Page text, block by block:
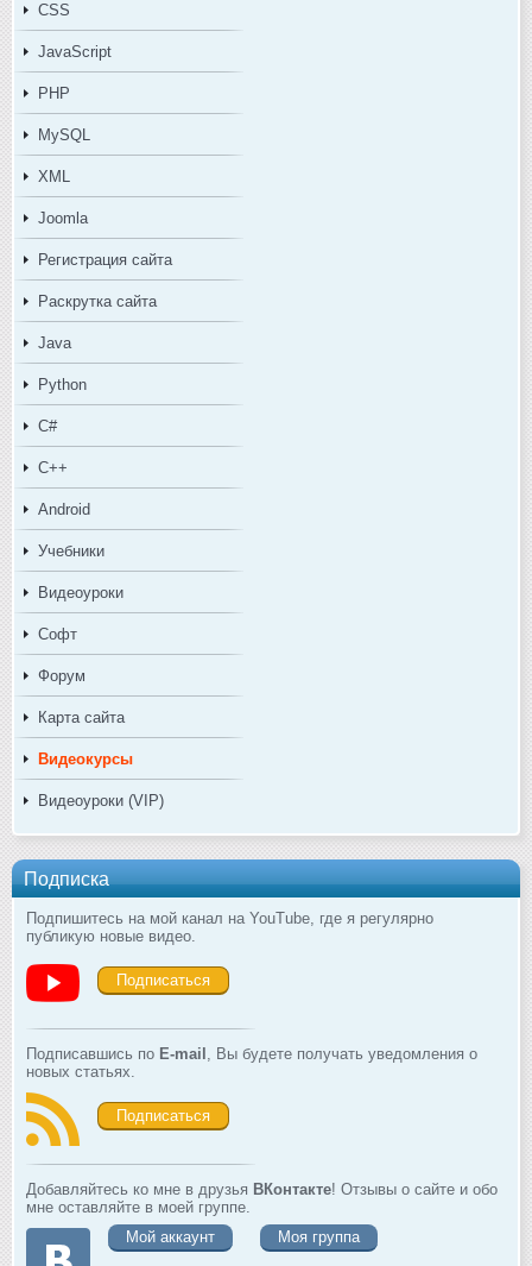
CSS
JavaScript
PHP
MySQL
XML
Joomla
Регистрация сайта
Раскрутка сайта
Java
Python
C#
C++
Android
Учебники
Видеоуроки
Софт
Форум
Карта сайта
Видеокурсы
Видеоуроки (VIP)
Подписка
Подпишитесь на мой канал на YouTube, где я регулярно
публикую новые видео.
Подписаться
Подписавшись по E-mail , Вы будете получать уведомления о
новых статьях.
Подписаться
Добавляйтесь ко мне в друзья ВКонтакте! Отзывы о сайте и обо
мне оставляйте в моей группе.
Мой аккаунт
Моя группа